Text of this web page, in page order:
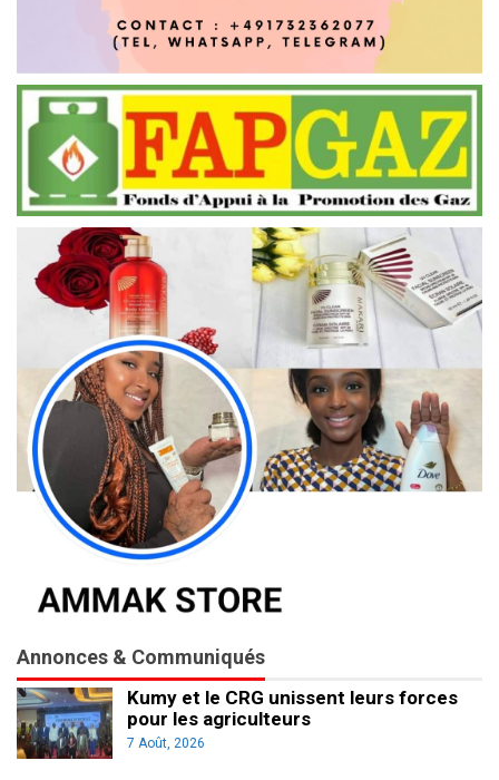
Annonces & Communiqués
Kumy et le CRG unissent leurs forces
pour les agriculteurs
7 Août, 2026